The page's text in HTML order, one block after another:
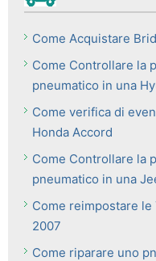
Come Acquistare
Come Controllare la
pneumatico in una
Come verifica di
Honda Accord
Come Controllare la
pneumatico in una
Come reimpostare le
2007
Come riparare uno